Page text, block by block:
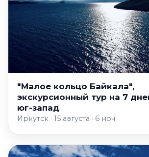
"Малое кольцо Байкала",
экскурсионный тур на 7
юг-запад
Иркутск · 15 августа · 6 ноч.